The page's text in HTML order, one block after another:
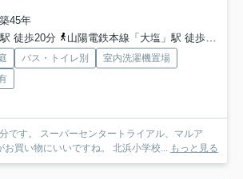
45年
徒歩20分
山陽電鉄本線「大塩」駅 徒歩25分
バス・トイレ別
室内洗濯機置場
です。 スーパーセンタートライアル、マルア
お買い物にいいですね。 北浜小学校... もっと見る